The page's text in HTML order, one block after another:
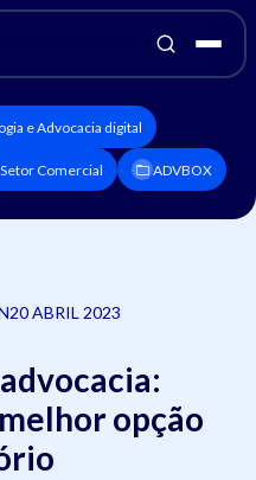
e Advocacia digital
Setor Comercial ADVBOX
20 ABRIL 2023
opção